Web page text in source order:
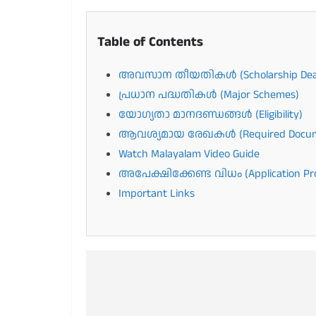
Table of Contents
അവസാന തീയതികൾ (Scholarship
പ്രധാന പദ്ധതികൾ (Major Schemes)
യോഗ്യതാ മാനദണ്ഡങ്ങൾ (Eligibility)
ആവശ്യമായ രേഖകൾ (Required
Watch Malayalam Video Guide
അപേക്ഷിക്കേണ്ട വിധം (Application
Important Links